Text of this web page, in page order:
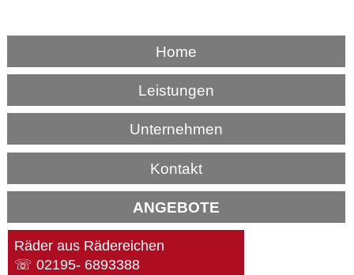
Home
Leistungen
Unternehmen
Kontakt
ANGEBOTE
Räder aus Rädereichen
☏ 02195- 6893388